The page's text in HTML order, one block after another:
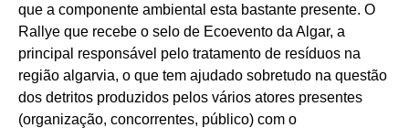
que a componente ambiental esta bastante presente. O
Rallye que recebe o selo de Ecoevento da Algar, a
principal responsável pelo tratamento de resíduos na
região algarvia, o que tem ajudado sobretudo na questão
dos detritos produzidos pelos vários atores presentes
(organização, concorrentes, público) com o